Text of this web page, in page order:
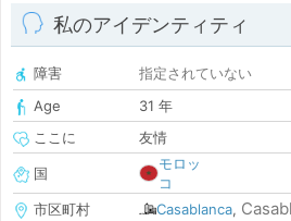
私のアイデンティティ
障害
指定されていない
Age
31 年
ここに
友情
国
モロッ
コ
市区町村
Casablanca,